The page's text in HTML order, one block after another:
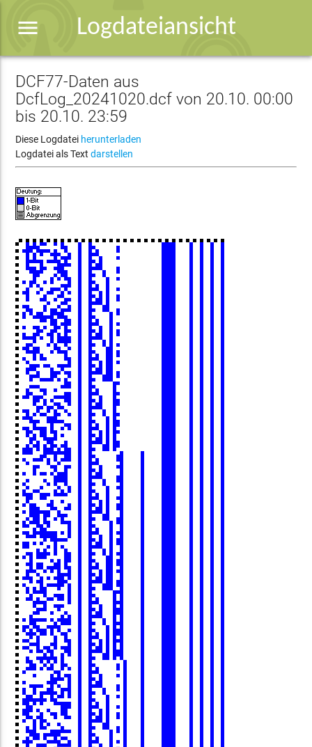
Logdateiansicht
menu
DCF77-Daten aus
DcfLog_20241020.dcf von 20.10. 00:00
bis 20.10. 23:59
Diese Logdatei herunterladen
Logdatei als Textdarstellen